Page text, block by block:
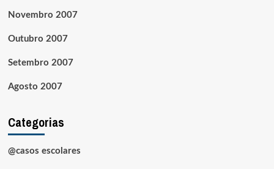
Novembro 2007
Outubro 2007
Setembro 2007
Agosto 2007
Categorias
@casos escolares